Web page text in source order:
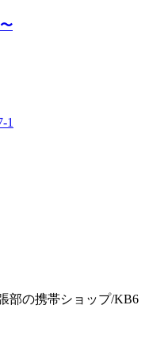
1
部の携帯ショップ/KB6